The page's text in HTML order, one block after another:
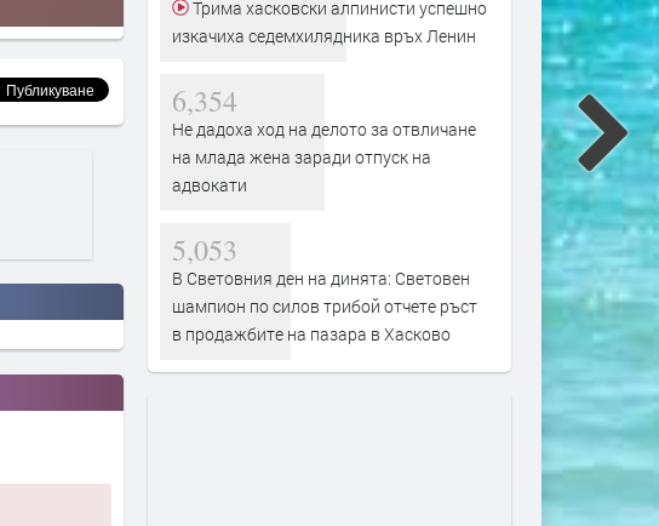
Трима хасковски алпинисти успешно
изкачиха седемхилядника връх Ленин
6,354
Не дадоха ход на делото за отвличане
на млада жена заради отпуск на
адвокати
5,053
В Световния ден на динята: Световен
шампион по силов трибой отчете ръст
в продажбите на пазара в Хасково